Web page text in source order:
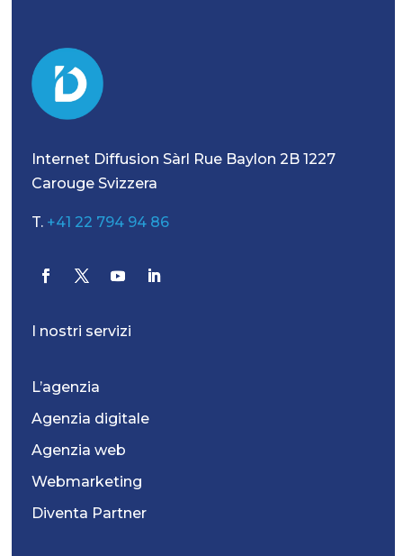
Internet Diffusion Sàrl Rue Baylon 2B 1227
Carouge Svizzera
T. +41 22 794 94 86
I nostri servizi
L’agenzia
Agenzia digitale
Agenzia web
Webmarketing
Diventa Partner